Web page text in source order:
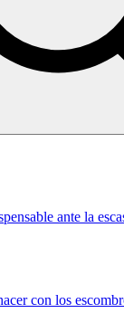
ante la
con los